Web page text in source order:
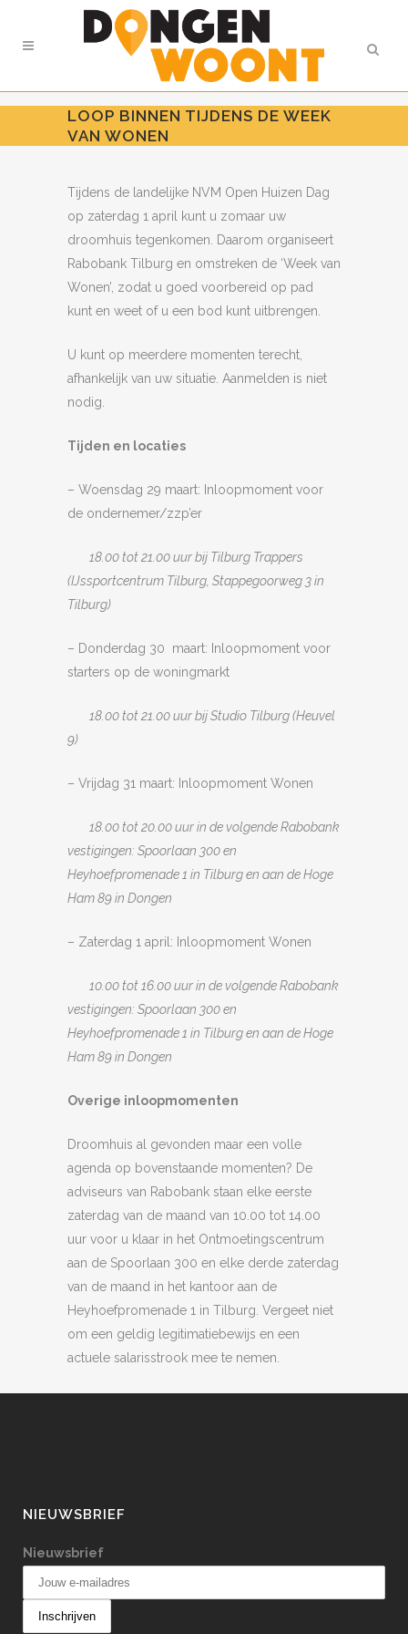
LOOP BINNEN TIJDENS DE WEEK
VAN WONEN
Tijdens de landelijke NVM Open Huizen Dag
op zaterdag 1 april kunt u zomaar uw
droomhuis tegenkomen. Daarom organiseert
Rabobank Tilburg en omstreken de ‘Week van
Wonen’, zodat u goed voorbereid op pad
kunt en weet of u een bod kunt uitbrengen.
U kunt op meerdere momenten terecht,
afhankelijk van uw situatie. Aanmelden is niet
nodig.
Tijden en locaties
– Woensdag 29 maart: Inloopmoment voor
de ondernemer/zzp’er
18.00 tot 21.00 uur bij Tilburg Trappers
(IJssportcentrum Tilburg, Stappegoorweg 3 in
Tilburg)
– Donderdag 30 maart: Inloopmoment voor
starters op de woningmarkt
18.00 tot 21.00 uur bij Studio Tilburg (Heuvel
9)
– Vrijdag 31 maart: Inloopmoment Wonen
18.00 tot 20.00 uur in de volgende Rabobank
vestigingen: Spoorlaan 300 en
Heyhoefpromenade 1 in Tilburg en aan de Hoge
Ham 89 in Dongen
– Zaterdag 1 april: Inloopmoment Wonen
10.00 tot 16.00 uur in de volgende Rabobank
vestigingen: Spoorlaan 300 en
Heyhoefpromenade 1 in Tilburg en aan de Hoge
Ham 89 in Dongen
Overige inloopmomenten
Droomhuis al gevonden maar een volle
agenda op bovenstaande momenten? De
adviseurs van Rabobank staan elke eerste
zaterdag van de maand van 10.00 tot 14.00
uur voor u klaar in het Ontmoetingscentrum
aan de Spoorlaan 300 en elke derde zaterdag
van de maand in het kantoor aan de
Heyhoefpromenade 1 in Tilburg. Vergeet niet
om een geldig legitimatiebewijs en een
actuele salarisstrook mee te nemen.
NIEUWSBRIEF
Nieuwsbrief